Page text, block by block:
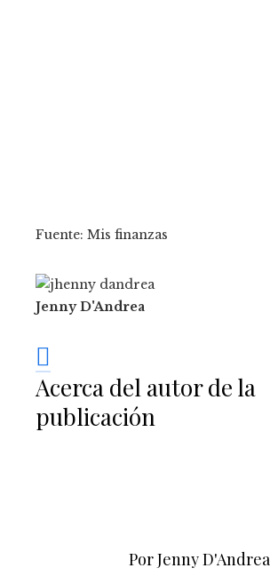
Fuente: Mis finanzas
Jenny D'Andrea
Acerca del autor de la
publicación
Por Jenny D'Andrea